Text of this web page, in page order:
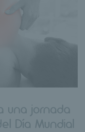
una jornada
Día Mundial